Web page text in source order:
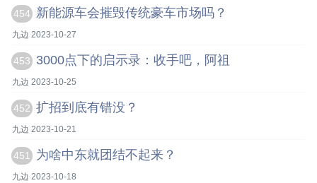
454 新能源车会摧毁传统豪车市场吗？
九边 2023-10-27
453 3000点下的启示录：收手吧，阿祖
九边 2023-10-25
452 扩招到底有错没？
九边 2023-10-21
451 为啥中东就团结不起来？
九边 2023-10-18